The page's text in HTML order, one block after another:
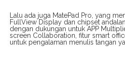
Lalu ada juga MatePad Pro, yang
FullView Display dan chipset
dengan dukungan untuk APP
screen Collaboration, fitur smart
untuk pengalaman menulis tangan